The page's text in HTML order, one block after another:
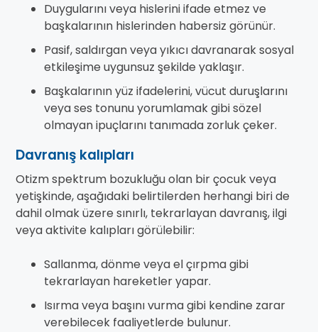
Duygularını veya hislerini ifade etmez ve
başkalarının hislerinden habersiz görünür.
Pasif, saldırgan veya yıkıcı davranarak sosyal
etkileşime uygunsuz şekilde yaklaşır.
Başkalarının yüz ifadelerini, vücut duruşlarını
veya ses tonunu yorumlamak gibi sözel
olmayan ipuçlarını tanımada zorluk çeker.
Davranış kalıpları
Otizm spektrum bozukluğu olan bir çocuk veya
yetişkinde, aşağıdaki belirtilerden herhangi biri de
dahil olmak üzere sınırlı, tekrarlayan davranış, ilgi
veya aktivite kalıpları görülebilir:
Sallanma, dönme veya el çırpma gibi
tekrarlayan hareketler yapar.
Isırma veya başını vurma gibi kendine zarar
verebilecek faaliyetlerde bulunur.